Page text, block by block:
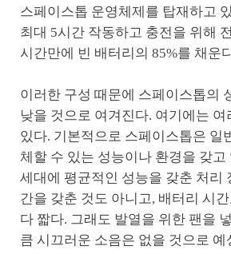
스페이스톱 운영체제를 탑재하고
최대 5시간 작동하고 충전을 위해
시간만에 빈 배터리의 85%를 채운
이러한 구성 때문에 스페이스톱의
낮을 것으로 여겨진다. 여기에는 여
있다. 기본적으로 스페이스톱은 일
체할 수 있는 성능이나 환경을 갖고
세대에 평균적인 성능을 갖춘 처리
간을 갖춘 것도 아니고, 배터리 시
다 짧다. 그래도 발열을 위한 팬을
큼 시끄러운 소음은 없을 것으로 예